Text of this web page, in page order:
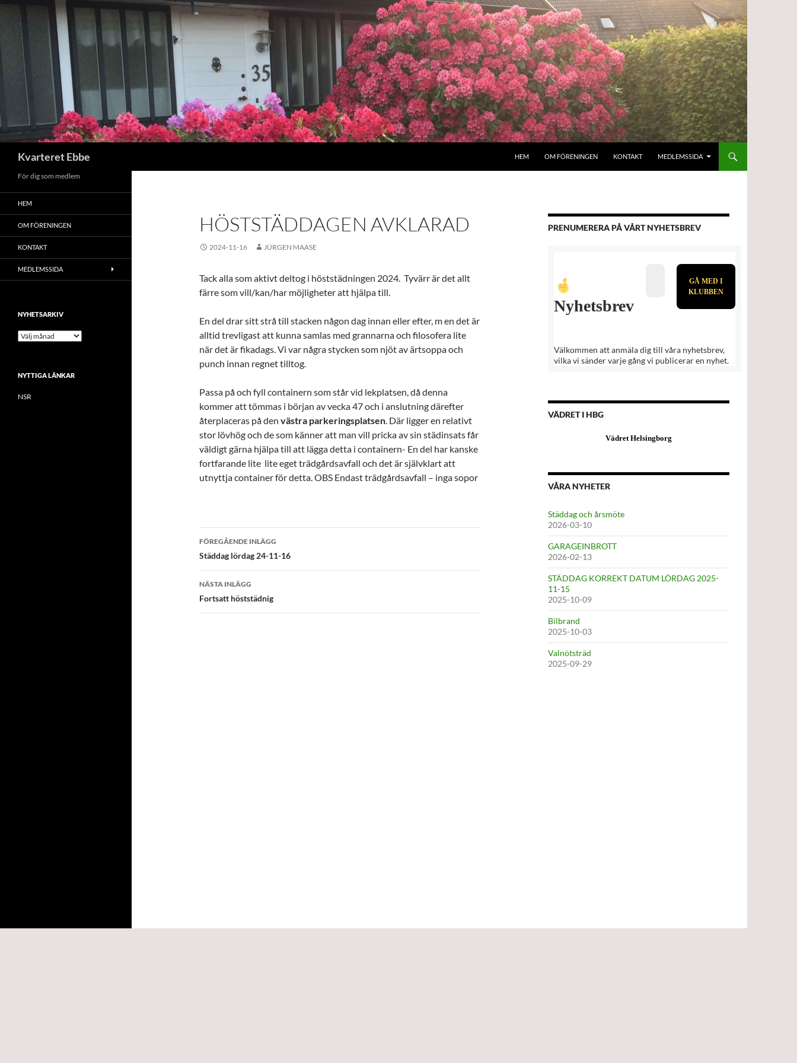
Hoppa
innehåll
Kvarteret Ebbe HEM OM FÖRENINGEN KONTAKT MEDLEMSSIDA
HÖSTSTÄDDAGEN AVKLARAD
2024-11-16 JÜRGEN MAASE
Tack alla som aktivt deltog i höststädningen 2024. Tyvärr är det allt
färre som vill/kan/har möjligheter att hjälpa till.
En del drar sitt strå till stacken någon dag innan eller efter, m en det är
alltid trevligast att kunna samlas med grannarna och filosofera lite
när det är fikadags. Vi var några stycken som njöt av ärtsoppa och
punch innan regnet tilltog.
Passa på och fyll containern som står vid lekplatsen, då denna
kommer att tömmas i början av vecka 47 och i anslutning därefter
återplaceras på den västra parkeringsplatsen. Där ligger en relativt
stor lövhög och de som känner att man vill pricka av sin städinsats får
väldigt gärna hjälpa till att lägga detta i containern- En del har kanske
fortfarande lite lite eget trädgårdsavfall och det är självklart att
utnyttja container för detta. OBS Endast trädgårdsavfall – inga sopor
Inläggsnavigering
FÖREGÅENDE INLÄGG
Städdag lördag 24-11-16
NÄSTA INLÄGG
Fortsatt höststädnig
PRENUMERERA PÅ VÅRT NYHETSBREV
Nyhetsbrev
Välkommen att anmäla dig till våra nyhetsbrev,
vilka vi sänder varje gång vi publicerar en nyhet.
VÄDRET I HBG
Vädret Helsingborg
VÅRA NYHETER
Städdag och årsmöte
2026-03-10
GARAGEINBROTT
2026-02-13
STÄDDAG KORREKT DATUM LÖRDAG 2025-
11-15
2025-10-09
Bilbrand
2025-10-03
Valnötsträd
2025-09-29
För dig som medlem
HEM
OM FÖRENINGEN
KONTAKT
MEDLEMSSIDA
NYHETSARKIV
N
t
a
NYTTIGA LÄNKAR
NSR